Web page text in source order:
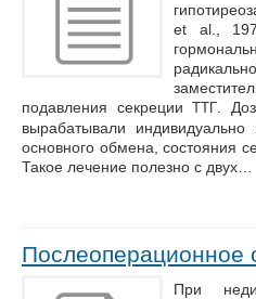
et al.,
подавления секреции
.
вырабатывали индивидуально
основного обмена, состояния
Такое лечение полезно с двух…
Послеоперационное
При